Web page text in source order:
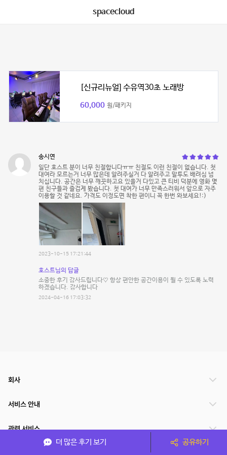
spacecloud
[신규리뉴얼] 수유역30초 노래방
60,000 원/패키지
송시연
일단 호스트 분이 너무 친절합니다ㅠㅠ 친절도 이런 친절이 없습니다. 첫
대여라 모르는거 너무 많은데 알려주실거 다 알려주고 말투도 배려심 넘
치십니다. 공간은 너무 깨끗하고요 있을거 다있고 큰 티비 덕분에 영화 몇
편 친구들과 즐겁게 봤습니다. 첫 대여가 너무 만족스러워서 앞으로 자주
이용할 것 같네요. 가격도 이정도면 착한 편이니 꼭 한번 와보세요!:)
2023-10-15 17:21:44
호스트님의 답글
소중한 후기 감사드립니다♡ 항상 편안한 공간이용이 될 수 있도록 노력
하겠습니다. 감사합니다
2024-04-16 17:03:32
더 많은 후기 보기 공유하기
회사
서비스 안내
관련 서비스